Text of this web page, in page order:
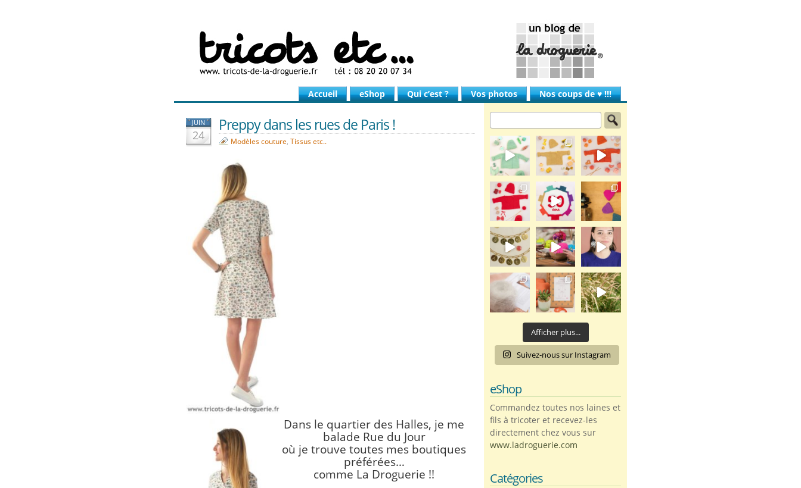
Accueil eShop Qui c’est ? Vos photos Nos coups de ♥ !!!
JUIN
24
Preppy dans les rues de Paris !
Modèles couture, Tissus etc..
Dans le quartier des Halles, je me
balade Rue du Jour
où je trouve toutes mes boutiques
préférées…
comme La Droguerie !!
Afficher plus...
Suivez-nous sur Instagram
eShop
Commandez toutes nos laines et
fils à tricoter et recevez-les
directement chez vous sur
www.ladroguerie.com
Catégories